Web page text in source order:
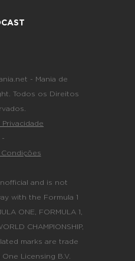
- Mania de
Todos os Direitos
-
Condições
and is not
with the Formula 1
ONE, FORMULA 1,
CHAMPIONSHIP,
marks are trade
Licensing B.V.